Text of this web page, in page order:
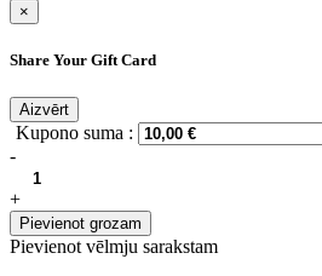
×
Share Your Gift Card
Aizvērt
Kupono suma :
-
+
Pievienot grozam
Pievienot vēlmju sarakstam